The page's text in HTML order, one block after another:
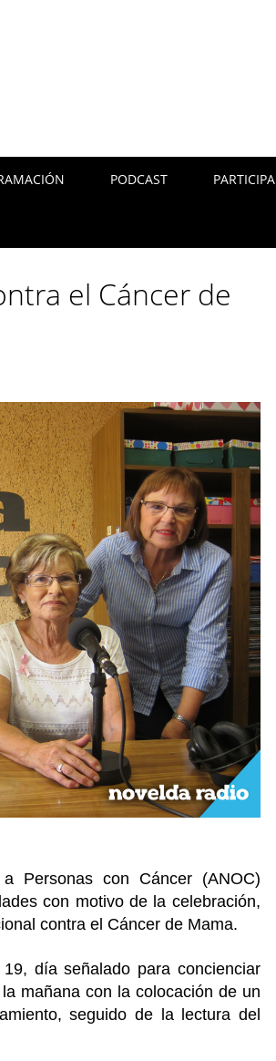
PODCAST PARTICIPA
el Cáncer de
Personas con Cáncer (ANOC)
con motivo de la celebración,
contra el Cáncer de Mama.
día señalado para concienciar
mañana con la colocación de un
seguido de la lectura del